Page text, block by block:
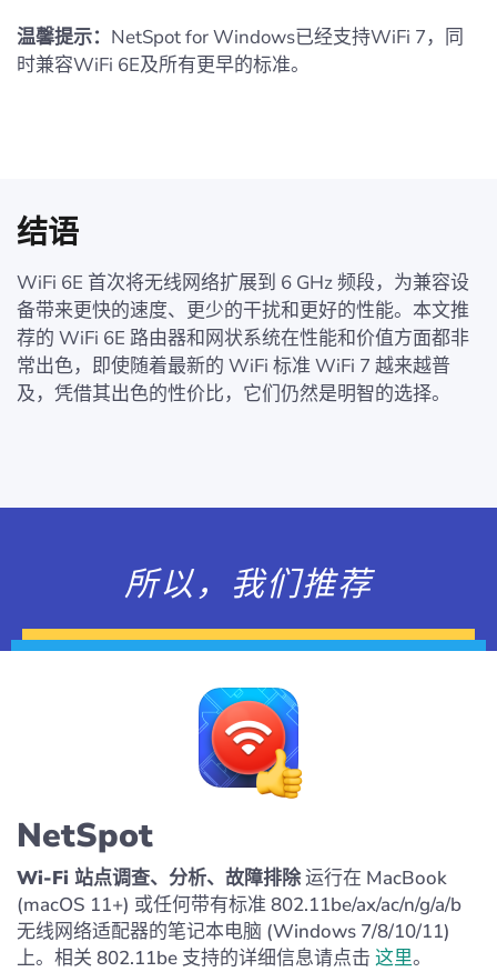
温馨提示： NetSpot for Windows已经支持WiFi 7，同
时兼容WiFi 6E及所有更早的标准。
结语
WiFi 6E 首次将无线网络扩展到 6 GHz 频段，为兼容设
备带来更快的速度、更少的干扰和更好的性能。本文推
荐的 WiFi 6E 路由器和网状系统在性能和价值方面都非
常出色，即使随着最新的 WiFi 标准 WiFi 7 越来越普
及，凭借其出色的性价比，它们仍然是明智的选择。
所以，我们推荐
NetSpot
Wi-Fi 站点调查、分析、故障排除运行在 MacBook
(macOS 11+) 或任何带有标准 802.11be/ax/ac/n/g/a/b
无线网络适配器的笔记本电脑 (Windows 7/8/10/11)
上。相关 802.11be 支持的详细信息请点击 这里。